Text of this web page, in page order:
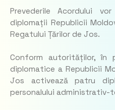
Prevederile Acordului
diplomații Republicii
Regatului Țărilor de Jos.
Conform autorităților, în
diplomatice a Republicii
Jos activează patru
personalului administrativ-